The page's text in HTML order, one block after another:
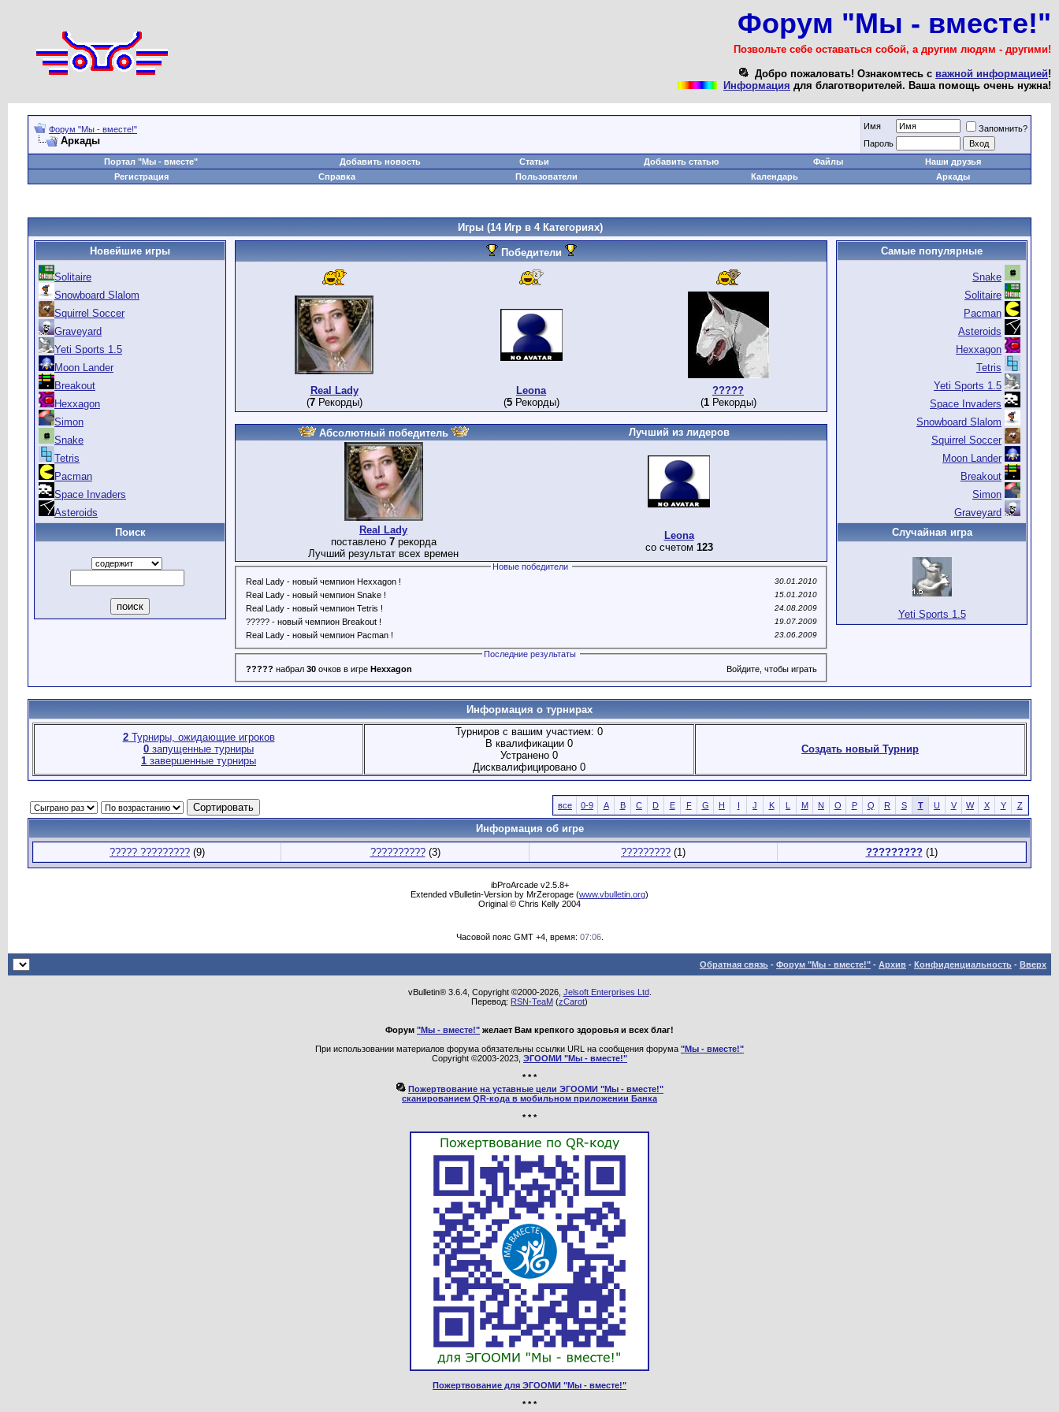
Форум "Мы - вместе!"
Позвольте себе оставаться собой, а другим людям - другими!
Добро пожаловать! Ознакомтесь с важной информацией!
Информация для благотворителей. Ваша помощь очень нужна!
Форум "Мы - вместе!"
Аркады
Имя
Запомнить?
Пароль
Портал "Мы - вместе"
Добавить новость Статьи Добавить статью Файлы
Наши друзья
Регистрация
Справка Пользователи Календарь Аркады
Игры(14 Игр в 4 Категориях)
Новейшие игры
Solitaire
Snowboard Slalom
Squirrel Soccer
Graveyard
Yeti Sports 1.5
Moon Lander
Breakout
Hexxagon
Simon
Snake
Tetris
Pacman
Space Invaders
Asteroids
Поиск
Победители
Real Lady
(7Рекорды)
Leona
(5Рекорды)
?????
(1Рекорды)
Абсолютный победитель Лучший из лидеров
Real Lady
поставлено 7рекорда
Лучший результат всех времен
Leona
со счетом 123
Новые победители
Real Lady - новый чемпион Hexxagon !
30.01.2010
Real Lady - новый чемпион Snake ! 15.01.2010
Real Lady - новый чемпион Tetris ! 24.08.2009
????? - новый чемпион Breakout ! 19.07.2009
Real Lady - новый чемпион Pacman ! 23.06.2009
Последние результаты
????? набрал 30очков в игре Hexxagon Войдите, чтобы играть
Самые популярные
Snake
Solitaire
Pacman
Asteroids
Hexxagon
Tetris
Yeti Sports 1.5
Space Invaders
Snowboard Slalom
Squirrel Soccer
Moon Lander
Breakout
Simon
Graveyard
Случайная игра
Yeti Sports 1.5
Информация о турнирах
2Турниры, ожидающие игроков
0 запущенные турниры
1 завершенные турниры
Турниров с вашим участием: 0
В квалификации 0
Устранено 0
Дисквалифицировано 0
Создать новый Турнир
все 0-9 A B C D E F G H I J K L M N O P Q R S T U V W X Y Z
Информация об игре
????? ????????? (9) ??????????(3) ????????? (1) ?????????(1)
ibProArcade v2.5.8+
Extended vBulletin-Version by MrZeropage (www.vbulletin.org)
Original © Chris Kelly 2004
Часовой пояс GMT +4, время: 07:06.
Обратная связь - Форум "Мы - вместе!" - Архив - Конфиденциальность - Вверх
vBulletin® 3.6.4, Copyright ©2000-2026, Jelsoft Enterprises Ltd.
Перевод: RSN-TeaM (zCarot)
Форум "Мы - вместе!" желает Вам крепкого здоровья и всех благ!
При использовании материалов форума обязательны ссылки URL на сообщения форума "Мы - вместе!"
Copyright ©2003-2023, ЭГООМИ "Мы - вместе!"
* * *
Пожертвование на уставные цели ЭГООМИ "Мы - вместе!"
сканированием QR-кода в мобильном приложении Банка
* * *
Пожертвование для ЭГООМИ "Мы - вместе!"
* * *